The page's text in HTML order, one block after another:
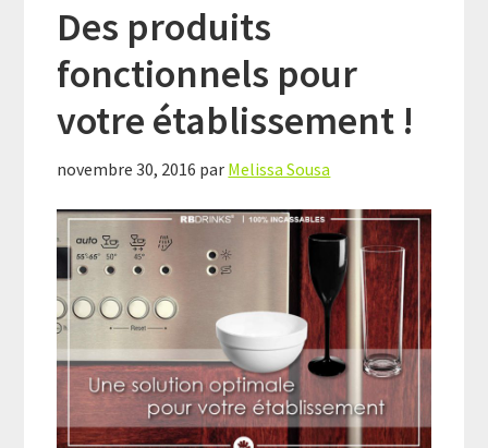
Des produits
fonctionnels pour
votre établissement !
novembre 30, 2016 par Melissa Sousa